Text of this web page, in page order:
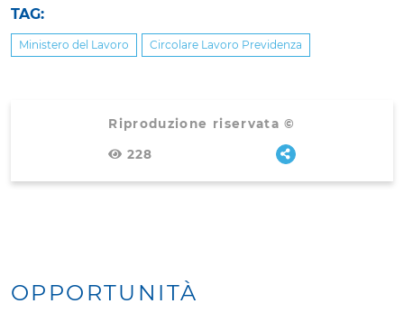
TAG:
Ministero del Lavoro Circolare Lavoro Previdenza
Riproduzione riservata ©
228
OPPORTUNITÀ